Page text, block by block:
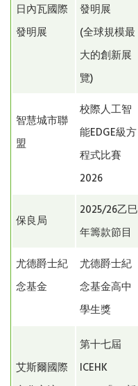
日內瓦國際
發明展
發明展
(全球規模最
大的創新展
覽)
智慧城市聯
盟
校際人工智
能EDGE級方
程式比賽
2026
保良局
2025/26乙巳
年籌款節目
尤德爵士紀
念基金
尤德爵士紀
念基金高中
學生獎
艾斯爾國際
第十七屆
ICEHK